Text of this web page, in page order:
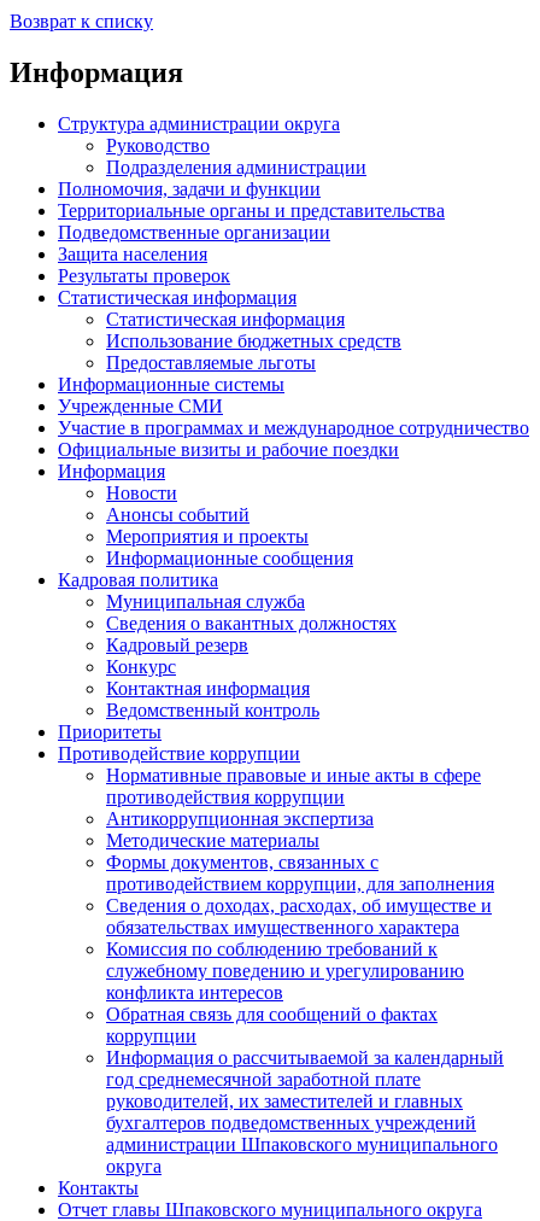
Возврат к списку
Информация
Структура администрации округа
Руководство
Подразделения администрации
Полномочия, задачи и функции
Территориальные органы и представительства
Подведомственные организации
Защита населения
Результаты проверок
Статистическая информация
Статистическая информация
Использование бюджетных средств
Предоставляемые льготы
Информационные системы
Учрежденные СМИ
Участие в программах и международное сотрудничество
Официальные визиты и рабочие поездки
Информация
Новости
Анонсы событий
Мероприятия и проекты
Информационные сообщения
Кадровая политика
Муниципальная служба
Сведения о вакантных должностях
Кадровый резерв
Конкурс
Контактная информация
Ведомственный контроль
Приоритеты
Противодействие коррупции
Нормативные правовые и иные акты в сфере
противодействия коррупции
Антикоррупционная экспертиза
Методические материалы
Формы документов, связанных с
противодействием коррупции, для заполнения
Сведения о доходах, расходах, об имуществе и
обязательствах имущественного характера
Комиссия по соблюдению требований к
служебному поведению и урегулированию
конфликта интересов
Обратная связь для сообщений о фактах
коррупции
Информация о рассчитываемой за календарный
год среднемесячной заработной плате
руководителей, их заместителей и главных
бухгалтеров подведомственных учреждений
администрации Шпаковского муниципального
округа
Контакты
Отчет главы Шпаковского муниципального округа